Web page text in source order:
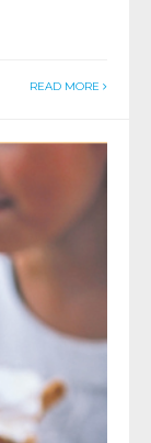
READ MORE